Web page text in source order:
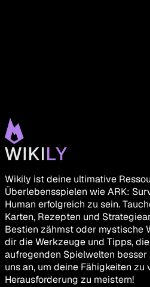
Wikily ist deine ultimative
Überlebensspielen wie ARK:
Human erfolgreich zu sein.
Karten, Rezepten und
Bestien zähmst oder mystische
dir die Werkzeuge und Tipps,
aufregenden Spielwelten
uns an, um deine Fähigkeiten
Herausforderung zu meistern!